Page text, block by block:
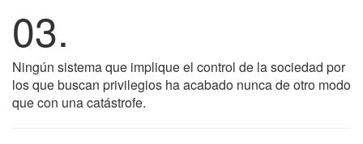
03.
Ningún sistema que implique el control de la sociedad por
los que buscan privilegios ha acabado nunca de otro modo
que con una catástrofe.